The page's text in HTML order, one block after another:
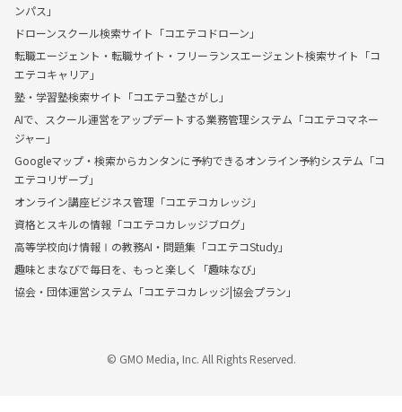
ンパス」
ドローンスクール検索サイト「コエテコドローン」
転職エージェント・転職サイト・フリーランスエージェント検索サイト「コ
エテコキャリア」
塾・学習塾検索サイト「コエテコ塾さがし」
AIで、スクール運営をアップデートする業務管理システム「コエテコマネー
ジャー」
Googleマップ・検索からカンタンに予約できるオンライン予約システム「コ
エテコリザーブ」
オンライン講座ビジネス管理「コエテコカレッジ」
資格とスキルの情報「コエテコカレッジブログ」
高等学校向け情報Ⅰの教務AI・問題集「コエテコStudy」
趣味とまなびで毎日を、もっと楽しく「趣味なび」
協会・団体運営システム「コエテコカレッジ|協会プラン」
© GMO Media, Inc. All Rights Reserved.